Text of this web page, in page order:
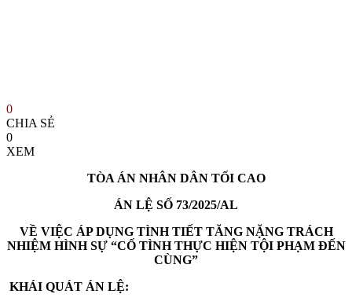
0
CHIA SẺ
0
XEM
TÒA ÁN NHÂN DÂN TỐI CAO
ÁN LỆ SỐ 73/2025/AL
VỀ VIỆC ÁP DỤNG TÌNH TIẾT TĂNG NẶNG TRÁCH
NHIỆM HÌNH SỰ “CỐ TÌNH THỰC HIỆN TỘI PHẠM ĐẾN
CÙNG”
KHÁI QUÁT ÁN LỆ: